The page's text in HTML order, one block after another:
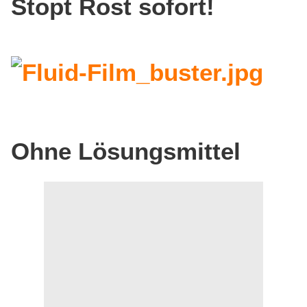
Stopt Rost sofort!
Ohne Lösungsmittel